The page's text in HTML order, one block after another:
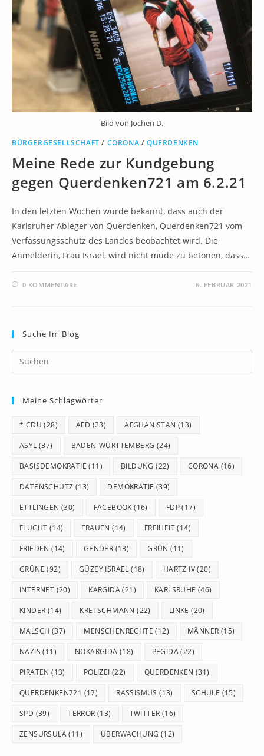
Bild von Jochen D.
BÜRGERGESELLSCHAFT / CORONA /QUERDENKEN
Meine Rede zur Kundgebung
gegen Querdenken721 am 6.2.21
In den letzten Wochen wurde bekannt, dass auch der
Karlsruher Ableger von Querdenken, Querdenken721 vom
Verfassungsschutz des Landes beobachtet wird. Die
Anmelderin, Frau Israel, wird nicht müde zu betonen, dass…
0 KOMMENTARE 6. FEBRUAR 2021
Suche Im Blog
Meine Schlagwörter
* CDU (28) AFD (23) AFGHANISTAN (13)
ASYL (37) BADEN-WÜRTTEMBERG (24)
BASISDEMOKRATIE (11) BILDUNG (22) CORONA (16)
DATENSCHUTZ (13) DEMOKRATIE (39)
ETTLINGEN (30) FACEBOOK (16) FDP(17)
FLUCHT (14) FRAUEN (14) FREIHEIT(14)
FRIEDEN (14) GENDER (13) GRÜN (11)
GRÜNE (92) GÜZEY ISRAEL (18) HARTZ IV(20)
INTERNET (20) KARGIDA(21) KARLSRUHE (46)
KINDER (14) KRETSCHMANN (22) LINKE (20)
MALSCH (37) MENSCHENRECHTE (12) MÄNNER (15)
NAZIS (11) NOKARGIDA (18) PEGIDA(22)
PIRATEN (13) POLIZEI (22) QUERDENKEN (31)
QUERDENKEN721 (17) RASSISMUS (13) SCHULE (15)
SPD (39) TERROR (13) TWITTER (16)
ZENSURSULA(11) ÜBERWACHUNG (12)